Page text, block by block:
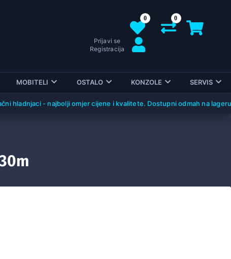
0
0
Prijavi se
Registracija
MOBITELI OSTALO KONZOLE SERVIS
- najbolji omjer cijene i kvalitete. Dostupni odmah na lageru!